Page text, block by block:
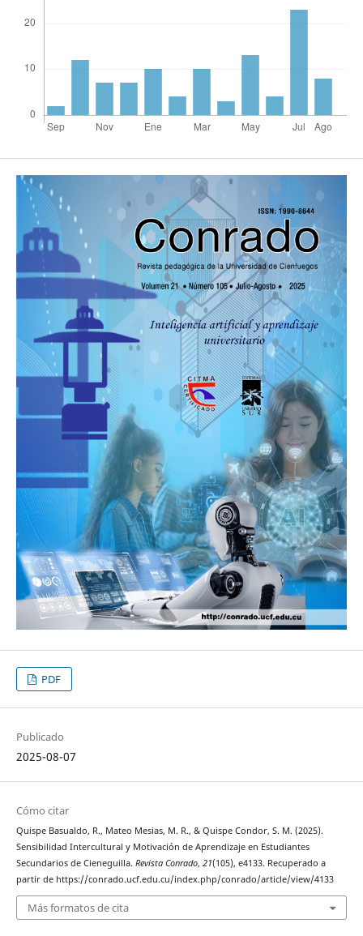
PDF
Publicado
2025-08-07
Cómo citar
Quispe Basualdo, R., Mateo Mesias, M. R., & Quispe Condor, S. M. (2025).
Sensibilidad Intercultural y Motivación de Aprendizaje en Estudiantes
Secundarios de Cieneguilla. Revista Conrado, 21(105), e4133. Recuperado a
partir de https://conrado.ucf.edu.cu/index.php/conrado/article/view/4133
Más formatos de cita